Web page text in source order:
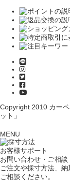
Copyright 2010 カー
ット」
MENU
お客様サポート
お問い合わせ・ご相談
ご注文や採寸方法、
ご相談ください。